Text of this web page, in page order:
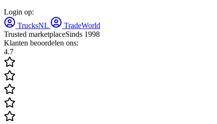
Login op:
TrucksNL
TradeWorld
Trusted marketplaceSinds 1998
Klanten beoordelen ons:
4.7